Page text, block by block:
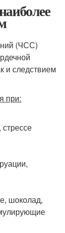
(ЧСС)
и следствием
при:
шоколад,